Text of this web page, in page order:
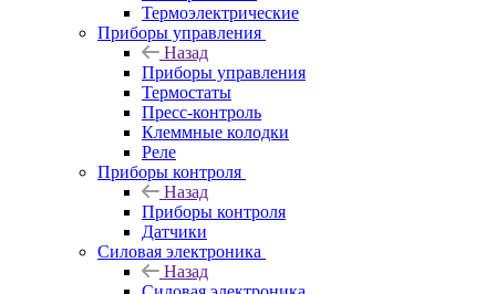
Термоэлектрические
Приборы управления
Назад
Приборы управления
Термостаты
Пресс-контроль
Клеммные колодки
Реле
Приборы контроля
Назад
Приборы контроля
Датчики
Силовая электроника
Назад